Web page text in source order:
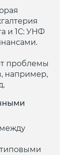
и 1С: УНФ
проблемы
например,